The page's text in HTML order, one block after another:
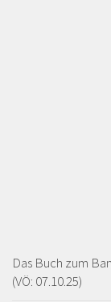
Das Buch zum
(VÖ: 07.10.25)